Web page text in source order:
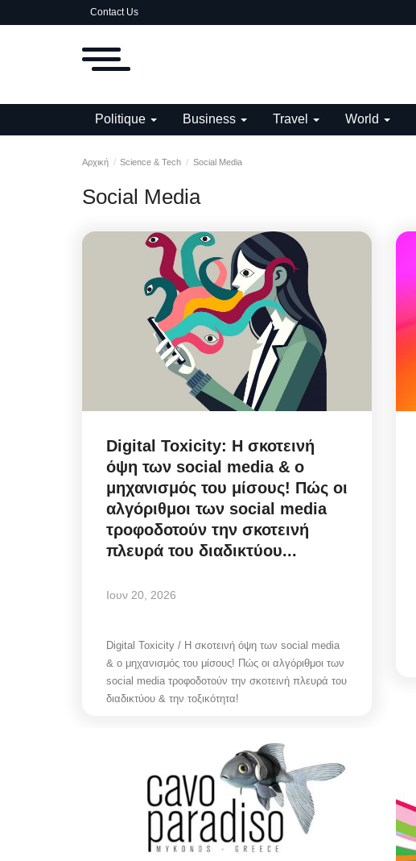
Contact Us
Politique Business Travel World
Αρχική Science & Tech Social Media
Social Media
Digital Toxicity: Η σκοτεινή
όψη των social media & ο
μηχανισμός του μίσους! Πώς οι
αλγόριθμοι των social media
τροφοδοτούν την σκοτεινή
πλευρά του διαδικτύου...
Ιουν 20, 2026
Digital Toxicity / Η σκοτεινή όψη των social media
& ο μηχανισμός του μίσους! Πώς οι αλγόριθμοι των
social media τροφοδοτούν την σκοτεινή πλευρά του
διαδικτύου & την τοξικότητα!